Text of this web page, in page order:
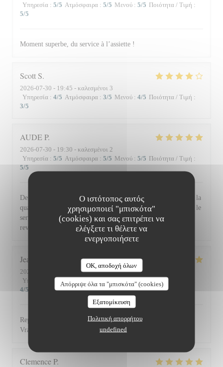
Ο ιστότοπος αυτός
χρησιμοποιεί "μπισκότα"
(cookies) και σας επιτρέπει να
ελέγξετε τι θέλετε να
ενεργοποιήσετε
OK, αποδοχή όλων
Απόρριψε όλα τα "μπισκότα" (cookies)
Εξατομίκευση
Πολιτική απορρήτου
undefined
Υπηρεσία : 5/5 Ατμόσφαιρα : 5/5 Μενού : 5/5 Ποιότητα / Τιμή :
5/5
Moment superbe, du service à l’assiette !
Scott S
2026-07-30 - 19:45 - καλεσμένοι 3
Υπηρεσία : 4/5 Ατμόσφαιρα : 3/5 Μενού : 4/5 Ποιότητα / Τιμή :
3/5
AUDEP
2026-07-30 - 19:30 - καλεσμένοι 2
Υπηρεσία : 5/5 Ατμόσφαιρα : 5/5 Μενού : 5/5 Ποιότητα / Τιμή :
5/5
De l'accueil souriant et chaleureux comme à la maison jusqu'à la
qualité et la présentation de l'assiette (poissons) en passant par le
service du vin, nous avons apprécié ce dîner et souhaitons
revenir. Bravo & merci +++
Jean Louis
2026-07-30
- 13:00 - καλεσμένοι 2
Υπηρεσία
5 /5 Ατμόσφαιρα /5 Μενού : 5 Ποιότητα / Τιμή
4/5
Repas excellent de l’entrée au dessert. Service impeccable.
Vraiment top. Je recommande.
ClemenceP